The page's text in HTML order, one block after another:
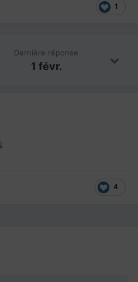
1
Dernière réponse
1 févr.
4